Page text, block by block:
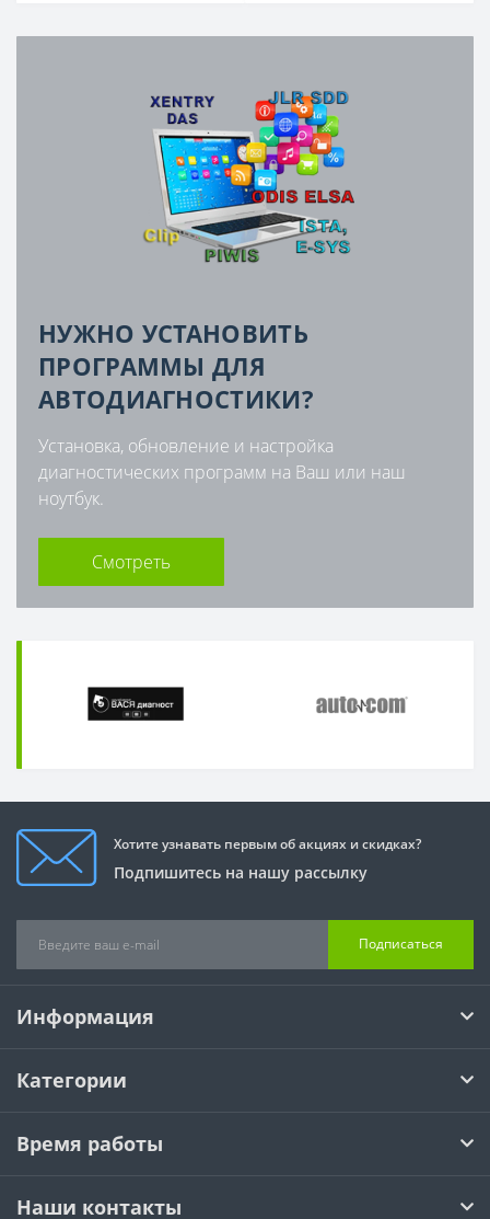
НУЖНО УСТАНОВИТЬ
ПРОГРАММЫ ДЛЯ
АВТОДИАГНОСТИКИ?
Установка, обновление и настройка
диагностических программ на Ваш или наш
ноутбук.
Смотреть
Хотите узнавать первым об акциях и скидках?
Подпишитесь на нашу рассылку
Подписаться
Информация
Категории
Время работы
Наши контакты